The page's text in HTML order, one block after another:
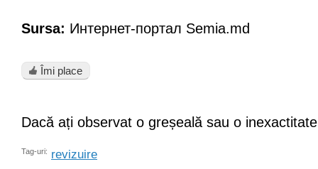
Sursa: Интернет-портал Semia.md
Îmi place
Dacă ați observat o greșeală sau o
Tag-uri: revizuire